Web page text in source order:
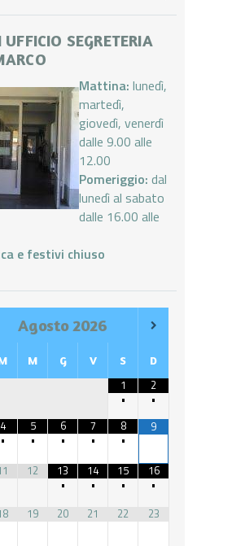
UFFICIO SEGRETERIA
Mattina: lunedì,
martedì,
giovedì, venerdì
dalle 9.00 alle
12.00
Pomeriggio: dal
lunedì al sabato
dalle 16.00 alle
e festivi chiuso
Agosto 2026
M G V S D
1
•
2
•
4
•
5
•
6
•
7
•
8
•
9
12
13
•
14
•
15
•
16
•
19 20 21 22 23